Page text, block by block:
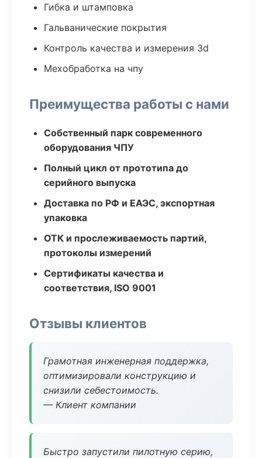
Гибка и штамповка
Гальванические покрытия
Контроль качества и измерения 3d
Мехобработка на чпу
Преимущества работы с нами
Собственный парк современного
оборудования ЧПУ
Полный цикл от прототипа до
серийного выпуска
Доставка по РФ и ЕАЭС, экспортная
упаковка
ОТК и прослеживаемость партий,
протоколы измерений
Сертификаты качества и
соответствия, ISO 9001
Отзывы клиентов
Грамотная инженерная поддержка,
оптимизировали конструкцию и
снизили себестоимость.
— Клиент компании
Быстро запустили пилотную серию,